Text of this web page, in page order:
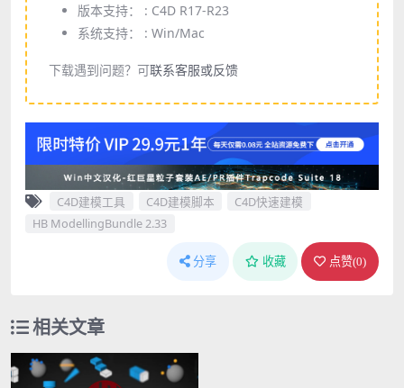
版本支持： : C4D R17-R23
系统支持： : Win/Mac
下载遇到问题？可联系客服或反馈
C4D建模工具 C4D建模脚本
C4D快速建模
HB ModellingBundle 2.33
分享 收藏 点赞(0)
相关文章